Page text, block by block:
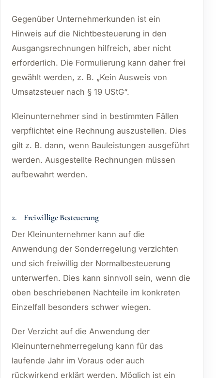
Gegenüber Unternehmerkunden ist ein
Hinweis auf die Nichtbesteuerung in den
Ausgangsrechnungen hilfreich, aber nicht
erforderlich. Die Formulierung kann daher frei
gewählt werden, z. B. „Kein Ausweis von
Umsatzsteuer nach § 19 UStG“.
Kleinunternehmer sind in bestimmten Fällen
verpflichtet eine Rechnung auszustellen. Dies
gilt z. B. dann, wenn Bauleistungen ausgeführt
werden. Ausgestellte Rechnungen müssen
aufbewahrt werden.
2. Freiwillige Besteuerung
Der Kleinunternehmer kann auf die
Anwendung der Sonderregelung verzichten
und sich freiwillig der Normalbesteuerung
unterwerfen. Dies kann sinnvoll sein, wenn die
oben beschriebenen Nachteile im konkreten
Einzelfall besonders schwer wiegen.
Der Verzicht auf die Anwendung der
Kleinunternehmerregelung kann für das
laufende Jahr im Voraus oder auch
rückwirkend erklärt werden. Möglich ist ein